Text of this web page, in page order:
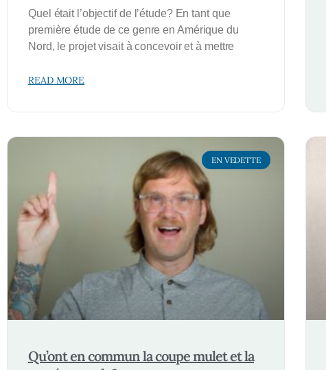
Quel était l’objectif de l’étude? En tant que
première étude de ce genre en Amérique du
Nord, le projet visait à concevoir et à mettre
READ MORE
EN VEDETTE
Qu’ont en commun la coupe mulet et la